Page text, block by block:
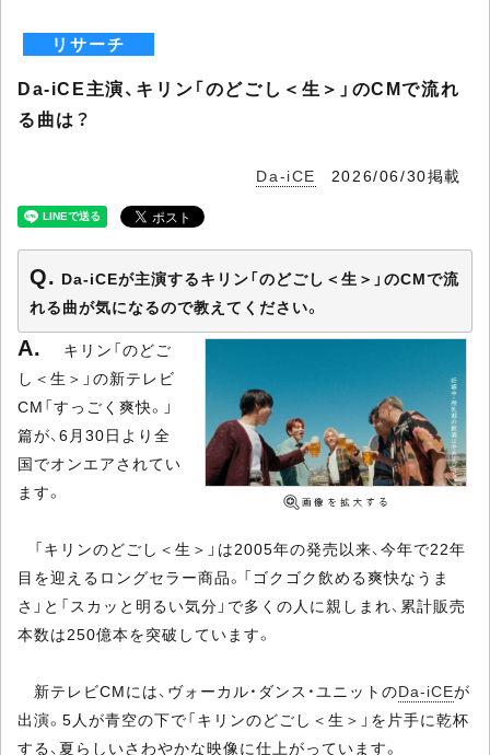
リサーチ
Da-iCE主演、キリン「のどごし＜生＞」のCMで流れ
る曲は？
Da-iCE 2026/06/30掲載
Da-iCEが主演するキリン「のどごし＜生＞」のCMで流
れる曲が気になるので教えてください。
キリン「のどご
し＜生＞」の新テレビ
CM「すっごく爽快。」
篇が、6月30日より全
国でオンエアされてい
ます。
「キリンのどごし＜生＞」は2005年の発売以来、今年で22年
目を迎えるロングセラー商品。「ゴクゴク飲める爽快なうま
さ」と「スカッと明るい気分」で多くの人に親しまれ、累計販売
本数は250億本を突破しています。
新テレビCMには、ヴォーカル・ダンス・ユニットのDa-iCEが
出演。5人が青空の下で「キリンのどごし＜生＞」を片手に乾杯
する、夏らしいさわやかな映像に仕上がっています。